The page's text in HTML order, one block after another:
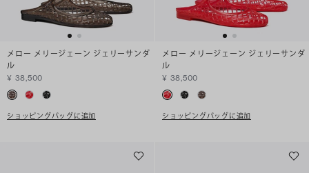
メロー メリージェーン ジェリーサンダ
ル
¥ 38,500
ショッピングバッグに追加
メロー メリージェーン ジェリーサンダ
ル
¥ 38,500
ショッピングバッグに追加